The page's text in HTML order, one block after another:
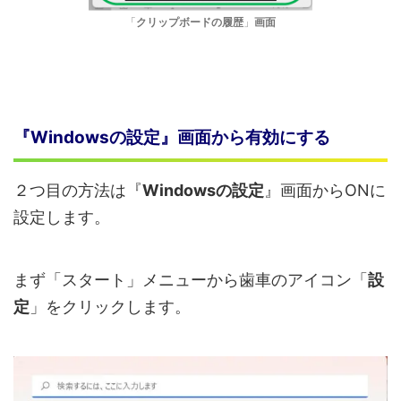
「クリップボードの履歴 」 画面
『Windowsの設定』画面から有効にする
２つ目の方法は『Windowsの設定』画面からONに
設定します。
まず「スタート」メニューから歯車のアイコン「 設
定 」をクリックします。